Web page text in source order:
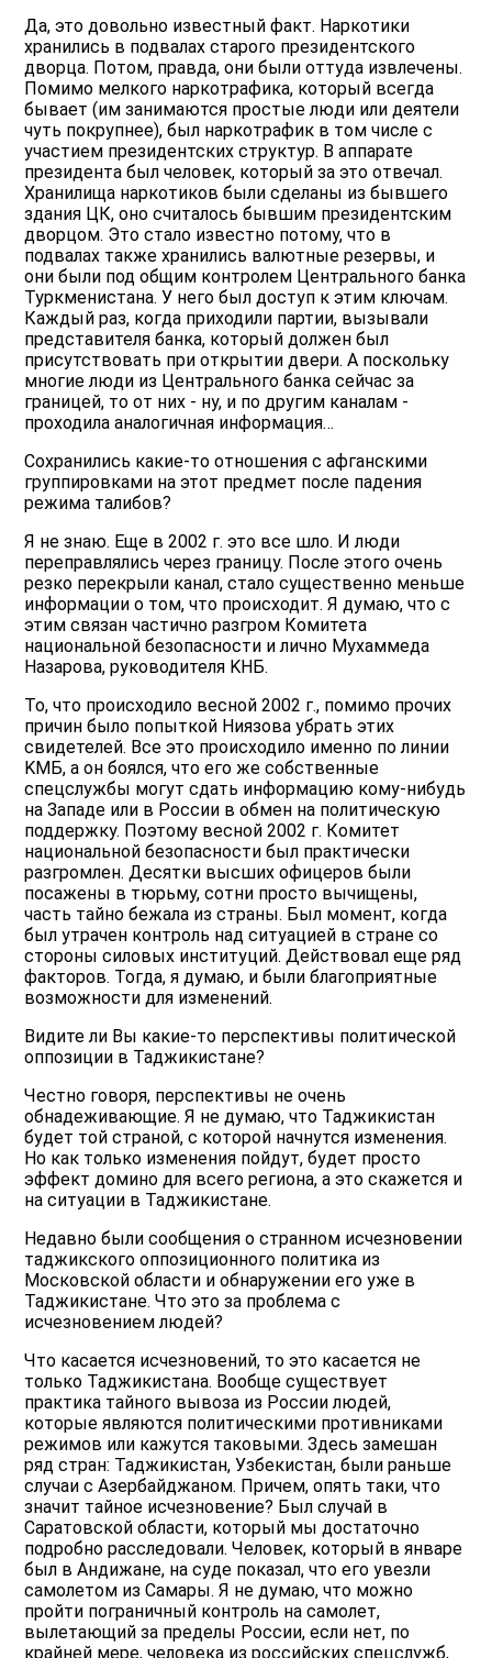
Да, это довольно известный факт. Наркотики
хранились в подвалах старого президентского
дворца. Потом, правда, они были оттуда извлечены.
Помимо мелкого наркотрафика, который всегда
бывает (им занимаются простые люди или деятели
чуть покрупнее), был наркотрафик в том числе с
участием президентских структур. В аппарате
президента был человек, который за это отвечал.
Хранилища наркотиков были сделаны из бывшего
здания ЦК, оно считалось бывшим президентским
дворцом. Это стало известно потому, что в
подвалах также хранились валютные резервы, и
они были под общим контролем Центрального банка
Туркменистана. У него был доступ к этим ключам.
Каждый раз, когда приходили партии, вызывали
представителя банка, который должен был
присутствовать при открытии двери. А поскольку
многие люди из Центрального банка сейчас за
границей, то от них - ну, и по другим каналам -
проходила аналогичная информация…
Сохранились какие-то отношения с афганскими
группировками на этот предмет после падения
режима талибов?
Я не знаю. Еще в 2002 г. это все шло. И люди
переправлялись через границу. После этого очень
резко перекрыли канал, стало существенно меньше
информации о том, что происходит. Я думаю, что с
этим связан частично разгром Комитета
национальной безопасности и лично Мухаммеда
Назарова, руководителя KНБ.
То, что происходило весной 2002 г., помимо прочих
причин было попыткой Ниязова убрать этих
свидетелей. Все это происходило именно по линии
KMБ, а он боялся, что его же собственные
спецслужбы могут сдать информацию кому-нибудь
на Западе или в России в обмен на политическую
поддержку. Поэтому весной 2002 г. Комитет
национальной безопасности был практически
разгромлен. Десятки высших офицеров были
посажены в тюрьму, сотни просто вычищены,
часть тайно бежала из страны. Был момент, когда
был утрачен контроль над ситуацией в стране со
стороны силовых институций. Действовал еще ряд
факторов. Тогда, я думаю, и были благоприятные
возможности для изменений.
Видите ли Вы какие-то перспективы политической
оппозиции в Таджикистане?
Честно говоря, перспективы не очень
обнадеживающие. Я не думаю, что Таджикистан
будет той страной, с которой начнутся изменения.
Но как только изменения пойдут, будет просто
эффект домино для всего региона, а это скажется и
на ситуации в Таджикистане.
Недавно были сообщения о странном исчезновении
таджикского оппозиционного политика из
Московской области и обнаружении его уже в
Таджикистане. Что это за проблема с
исчезновением людей?
Что касается исчезновений, то это касается не
только Таджикистана. Вообще существует
практика тайного вывоза из России людей,
которые являются политическими противниками
режимов или кажутся таковыми. Здесь замешан
ряд стран: Таджикистан, Узбекистан, были раньше
случаи с Азербайджаном. Причем, опять таки, что
значит тайное исчезновение? Был случай в
Саратовской области, который мы достаточно
подробно расследовали. Человек, который в январе
был в Андижане, на суде показал, что его увезли
самолетом из Самары. Я не думаю, что можно
пройти пограничный контроль на самолет,
вылетающий за пределы России, если нет, по
крайней мере, человека из российских спецслужб,